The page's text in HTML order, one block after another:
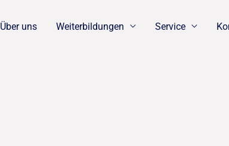
Über uns Weiterbildungen Service